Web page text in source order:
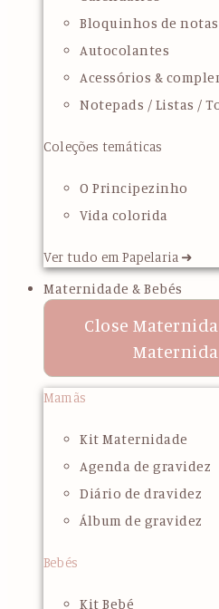
Bloquinhos de notas
Autocolantes
Acessórios &
Notepads / Listas /
Coleções temáticas
O Principezinho
Vida colorida
Ver tudo em Papelaria ➜
Maternidade & Bebés
Close
Mamãs
Kit Maternidade
Agenda de gravidez
Diário de dravidez
Álbum de gravidez
Bebés
Kit Bebé